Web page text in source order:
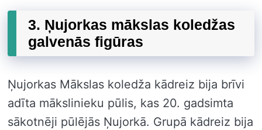
3. Ņujorkas mākslas koledžas
galvenās figūras
Ņujorkas Mākslas koledža kādreiz bija brīvi
adīta mākslinieku pūlis, kas 20. gadsimta
sākotnēji pūlējās Ņujorkā. Grupā kādreiz bija